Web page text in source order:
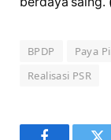
BPDP Paya
Realisasi PSR